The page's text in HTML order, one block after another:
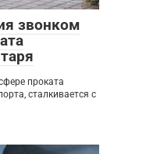
звонком
проката
сталкивается с